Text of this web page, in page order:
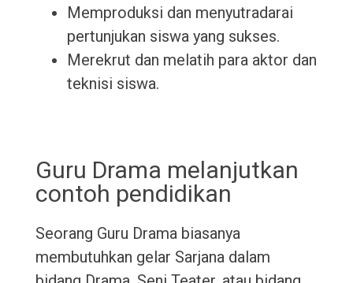
Memproduksi dan menyutradarai
pertunjukan siswa yang sukses.
Merekrut dan melatih para aktor dan
teknisi siswa.
Guru Drama melanjutkan
contoh pendidikan
Seorang Guru Drama biasanya
membutuhkan gelar Sarjana dalam